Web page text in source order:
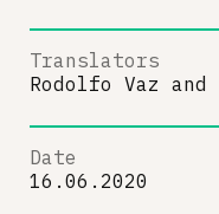
Translators
Rodolfo Vaz and
Date
16.06.2020